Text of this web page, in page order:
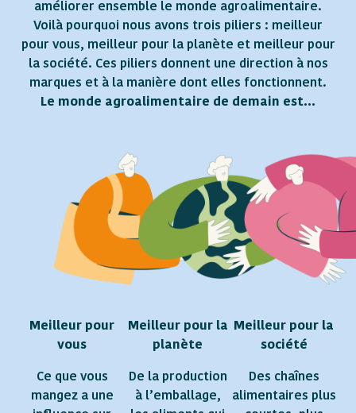
améliorer ensemble le monde agroalimentaire.
Voilà pourquoi nous avons trois piliers : meilleur
pour vous, meilleur pour la planète et meilleur pour
la société. Ces piliers donnent une direction à nos
marques et à la manière dont elles fonctionnent.
Le monde agroalimentaire de demain est...
Meilleur pour
vous
Ce que vous
mangez a une
Meilleur pour la
planète
De la production
à l’emballage,
Meilleur pour la
société
Des chaînes
alimentaires plus